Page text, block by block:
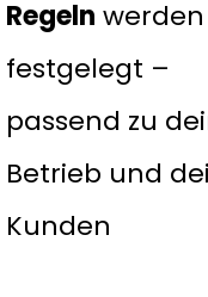
Regeln werden
festgelegt –
passend zu
Betrieb und
Kunden